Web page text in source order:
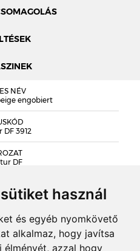
használ
és egyéb nyomkövető
alkalmaz, hogy javítsa
élményét, azzal hogy
NÉV
engobiert
DF 3912
DF
LAP PROSPEKTUS
LAP TELJ. NYILATKOZAT